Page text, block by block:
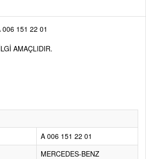
006 151 22 01
AMAÇLIDIR.
A 006 151 22 01
MERCEDES-BENZ